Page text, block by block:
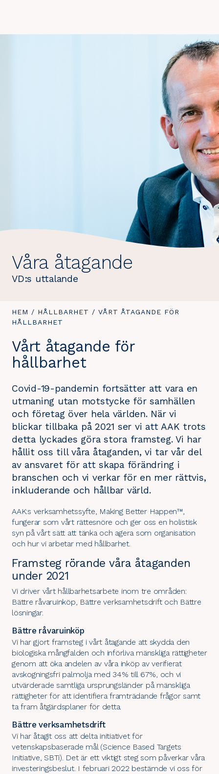
Våra åtagande
VD:s uttalande
DU
ÄR
HEM / HÅLLBARHET / DU
VÅRT ÅTAGANDE FÖR
HÅLLBARHET
Vårt åtagande för
hållbarhet
Covid-19-pandemin fortsätter att vara en
utmaning utan motstycke för samhällen
och företag över hela världen. När vi
blickar tillbaka på 2021 ser vi att AAK trots
detta lyckades göra stora framsteg. Vi har
hållit oss till våra åtaganden, vi tar vår del
av ansvaret för att skapa förändring i
branschen och vi verkar för en mer rättvis,
inkluderande och hållbar värld.
AAK:s verksamhetssyfte, Making Better Happen™,
fungerar som vårt rättesnöre och ger oss en holistisk
syn på vårt sätt att tänka och agera som organisation
och hur vi arbetar med hållbarhet.
Framsteg rörande våra åtaganden
under 2021
Vi driver vårt hållbarhetsarbete inom tre områden:
Bättre råvaruinköp, Bättre verksamhetsdriftoch Bättre
lösningar.
Bättre råvaruinköp
Vi har gjort framsteg i vårt åtagande att skydda den
biologiska mångfalden och införliva mänskliga rättigheter
genom att öka andelen av våra inköp av verifierat
avskogningsfri palmoljamed 34% till 67%, och vi
utvärderade samtliga ursprungsländer på mänskliga
rättigheter för att identifiera framträdande frågor samt
ta fram åtgärdsplaner för detta.
Bättre verksamhetsdrift
Vi har åtagit oss att delta initiativet för
vetenskapsbaserade mål (Science Based Targets
Initiative, SBTi). Det är ett viktigt steg som påverkar våra
investeringsbeslut. I februari 2022 bestämde vi oss för